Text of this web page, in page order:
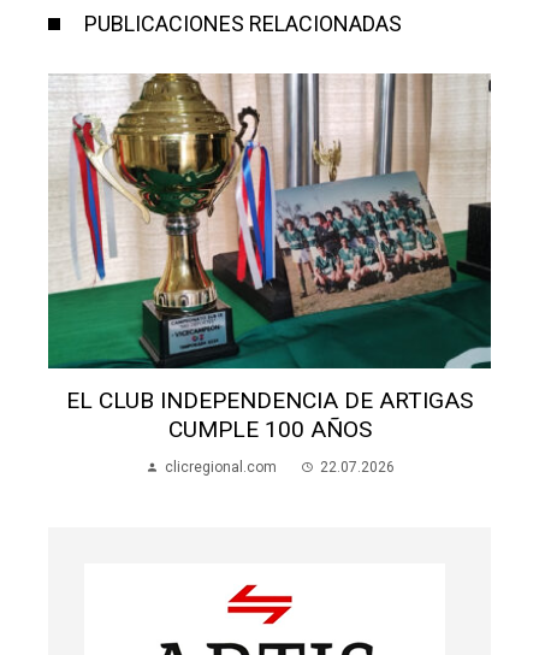
PUBLICACIONES RELACIONADAS
SALÓN SAN MIGUEL: AVANZAN OBRAS Y
BUSCAN FONDOS
clicregional.com 21.07.2026